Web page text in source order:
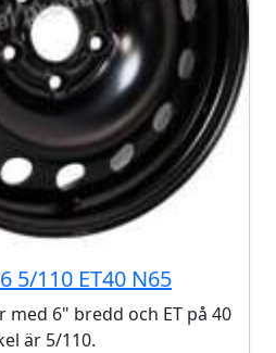
5/110 ET40 N65
med 6" bredd och ET på 40
är 5/110.